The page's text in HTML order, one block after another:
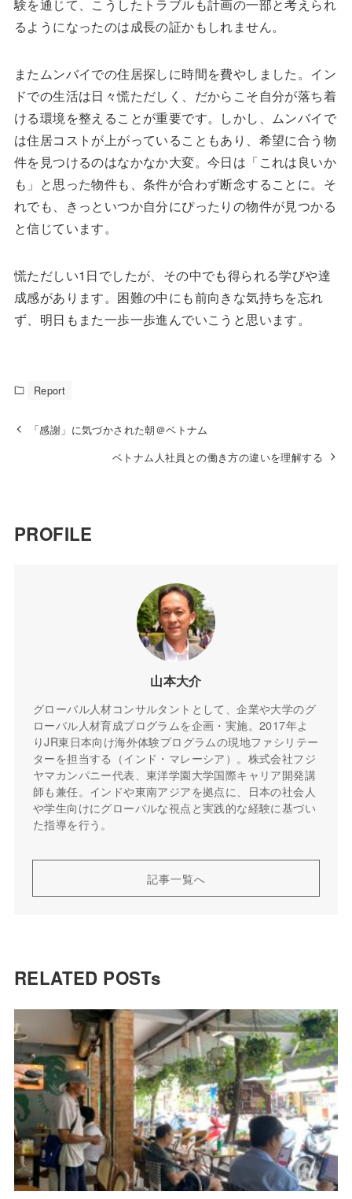
験を通じて、こうしたトラブルも計画の一部と考えられ
るようになったのは成長の証かもしれません。
またムンバイでの住居探しに時間を費やしました。イン
ドでの生活は日々慌ただしく、だからこそ自分が落ち着
ける環境を整えることが重要です。しかし、ムンバイで
は住居コストが上がっていることもあり、希望に合う物
件を見つけるのはなかなか大変。今日は「これは良いか
も」と思った物件も、条件が合わず断念することに。そ
れでも、きっといつか自分にぴったりの物件が見つかる
と信じています。
慌ただしい1日でしたが、その中でも得られる学びや達
成感があります。困難の中にも前向きな気持ちを忘れ
ず、明日もまた一歩一歩進んでいこうと思います。
Report
「感謝」に気づかされた朝＠ベトナム
ベトナム人社員との働き方の違いを理解する
PROFILE
山本大介
グローバル人材コンサルタントとして、企業や大学のグ
ローバル人材育成プログラムを企画・実施。2017年よ
りJR東日本向け海外体験プログラムの現地ファシリテー
ターを担当する（インド・マレーシア）。株式会社フジ
ヤマカンパニー代表、東洋学園大学国際キャリア開発講
師も兼任。インドや東南アジアを拠点に、日本の社会人
や学生向けにグローバルな視点と実践的な経験に基づい
た指導を行う。
記事一覧へ
RELATED POSTs